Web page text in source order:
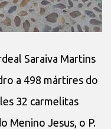
Saraiva Martins
a 498 mártires do
32 carmelitas
Menino Jesus, o P.